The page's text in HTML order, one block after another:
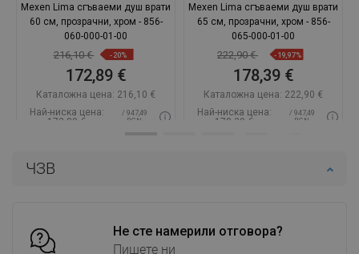
ЧЗВ
Не сте намерили отговора?
Пишете ни
Mexen Lima сгъваеми душ врати
60 см, прозрачни, хром - 856-
060-000-01-00
216,10 € -20%
172,89 €
Каталожна цена: 216,10 €
Най-ниска цена:
172,89 €
/ 947,49
BGN
Добави в количката
Mexen Lima сгъваеми душ врати
65 см, прозрачни, хром - 856-
065-000-01-00
222,90 € -19,97%
178,39 €
Каталожна цена: 222,90 €
Най-ниска цена:
178,39 €
/ 947,49
BGN
Добави в количката